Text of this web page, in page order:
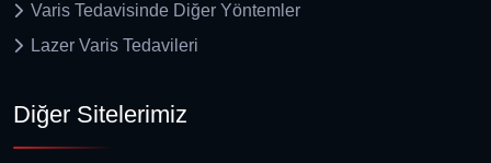
Varis Tedavisinde Diğer Yöntemler
Lazer Varis Tedavileri
Diğer Sitelerimiz